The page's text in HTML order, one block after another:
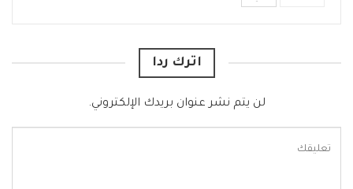
اترك ردا
لن يتم نشر عنوان بريدك الإلكتروني.